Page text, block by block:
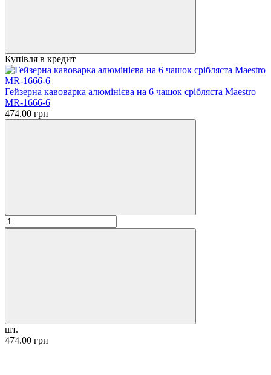
Купівля в кредит
Гейзерна кавоварка алюмінієва на 6 чашок срібляста Maestro
MR-1666-6
474.00 грн
шт.
474.00 грн